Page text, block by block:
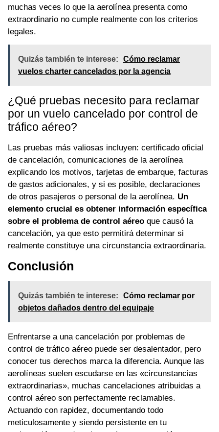
muchas veces lo que la aerolínea presenta como
extraordinario no cumple realmente con los criterios
legales.
Quizás también te interese:
Cómo reclamar
vuelos charter cancelados por la agencia
¿Qué pruebas necesito para reclamar
por un vuelo cancelado por control de
tráfico aéreo?
Las pruebas más valiosas incluyen: certificado oficial
de cancelación, comunicaciones de la aerolínea
explicando los motivos, tarjetas de embarque, facturas
de gastos adicionales, y si es posible, declaraciones
de otros pasajeros o personal de la aerolínea. Un
elemento crucial es obtener información específica
sobre el problema de control aéreo que causó la
cancelación, ya que esto permitirá determinar si
realmente constituye una circunstancia extraordinaria.
Conclusión
Quizás también te interese:
Cómo reclamar por
objetos dañados dentro del equipaje
Enfrentarse a una cancelación por problemas de
control de tráfico aéreo puede ser desalentador, pero
conocer tus derechos marca la diferencia. Aunque las
aerolíneas suelen escudarse en las «circunstancias
extraordinarias», muchas cancelaciones atribuidas a
control aéreo son perfectamente reclamables.
Actuando con rapidez, documentando todo
meticulosamente y siendo persistente en tu